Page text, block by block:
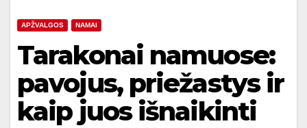
APŽVALGOS NAMAI
Tarakonai namuose:
pavojus, priežastys ir
kaip juos išnaikinti